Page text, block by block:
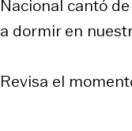
Nacional cantó
a dormir en
Revisa el